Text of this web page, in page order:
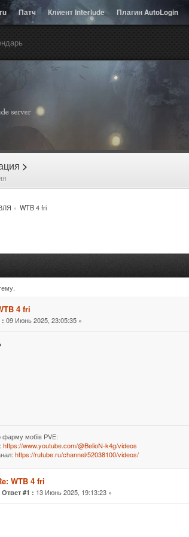
Патч Клиент Interlude Плагин AutoLogin
>
» WTB 4 fri
4 fri
: 09 Июнь 2025, 23:05:35 »
фарму мобiв PVE:
https://www.youtube.com/@BelioN-k4g/videos
https://rutube.ru/channel/52038100/videos/
WTB 4 fri
Ответ #1 : 13 Июнь 2025, 19:13:23 »